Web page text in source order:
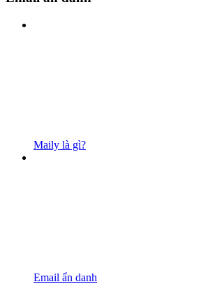
Maily là gì?
Email ẩn danh